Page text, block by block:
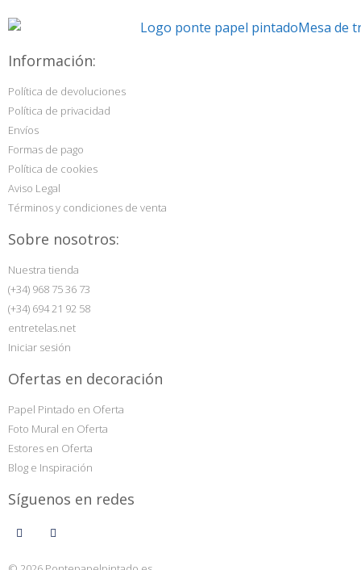
Información:
Política de devoluciones
Política de privacidad
Envíos
Formas de pago
Política de cookies
Aviso Legal
Términos y condiciones de venta
Sobre nosotros:
Nuestra tienda
(+34) 968 75 36 73
(+34) 694 21 92 58
entretelas.net
Iniciar sesión
Ofertas en decoración
Papel Pintado en Oferta
Foto Mural en Oferta
Estores en Oferta
Blog e Inspiración
Síguenos en redes